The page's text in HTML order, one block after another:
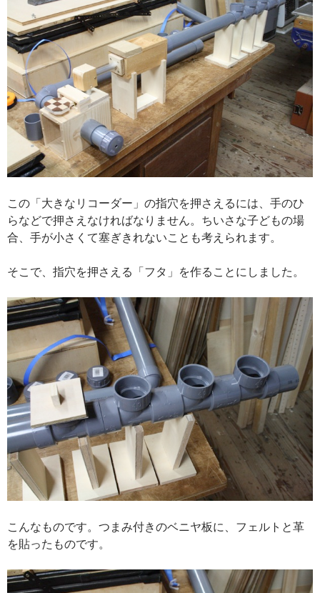
この「大きなリコーダー」の指穴を押さえるには、手のひ
らなどで押さえなければなりません。ちいさな子どもの場
合、手が小さくて塞ぎきれないことも考えられます。
そこで、指穴を押さえる「フタ」を作ることにしました。
こんなものです。つまみ付きのベニヤ板に、フェルトと革
を貼ったものです。